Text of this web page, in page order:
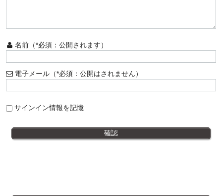
名前（*必須：公開されます）
電子メール（*必須：公開はされません）
サインイン情報を記憶